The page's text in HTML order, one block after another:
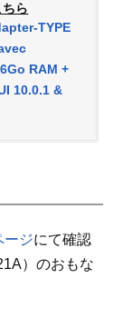
ら
TYPE
RAM +
10.0.1 &
ージにて確認
）のおもな